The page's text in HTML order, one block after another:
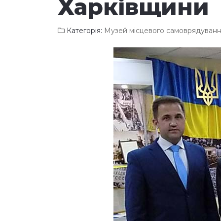
Харківщини
Категорія: Музей місцевого